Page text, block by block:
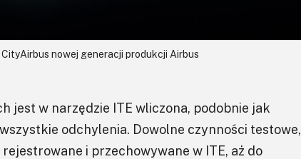
nowej generacji produkcji Airbus
jest w narzędzie ITE wliczona, podobnie jak
odchylenia. Dowolne czynności testowe,
i przechowywane w ITE, aż do